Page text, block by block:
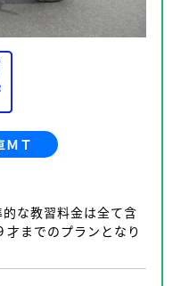
ＭＴ
な教習料金は全て含
才までのプランとなり